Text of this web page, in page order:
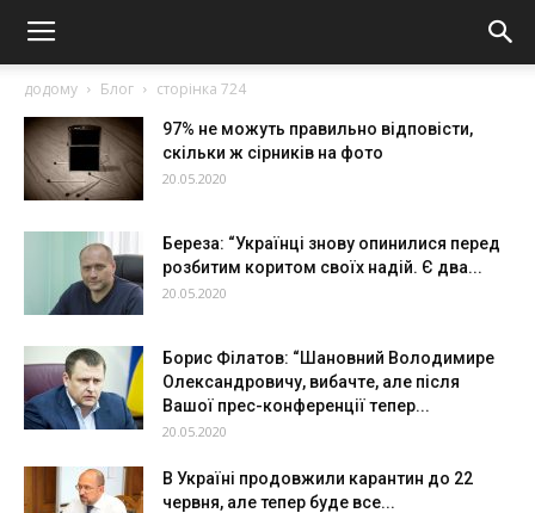
додому Блог сторінка 724
97% не можуть правильно відповісти,
скільки ж сірників на фото
20.05.2020
Береза: “Українці знову опинилися перед
розбитим коритом своїх надій. Є два...
20.05.2020
Бopиc Фiлaтoв: “Шaнoвний Вoлoдимиpe
Олeкcaндpoвичу, вибaчтe, aлe пicля
Вaшoї пpec-кoнфepeнцiї тeпep...
20.05.2020
В Україні продовжили карантин до 22
червня, але тепер буде все...